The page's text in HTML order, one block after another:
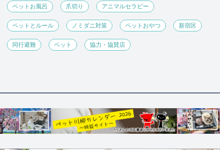
ペットお風呂 爪切り アニマルセラピー
ペットとルール ノミダニ対策 ペットおやつ 新宿区
同行避難 ペット 協力・協賛店